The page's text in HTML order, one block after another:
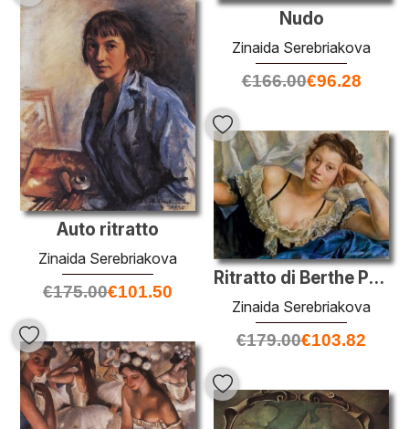
Nudo
Zinaida Serebriakova
€166.00€96.28
Auto ritratto
Zinaida Serebriakova
€175.00€101.50
Ritratto di Berthe Popoff in un abito nero con pizzo volant
Zinaida Serebriakova
€179.00€103.82